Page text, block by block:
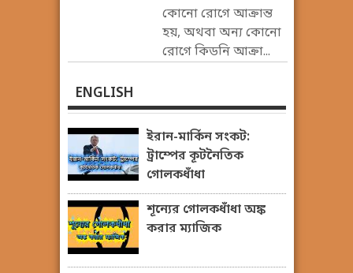
কোনো রোগে আক্রান্ত
হয়, অথবা অন্য কোনো
রোগে কিডনি আক্রা...
ENGLISH
ইরান-মার্কিন সংকট:
ট্রাম্পের কূটনৈতিক
গোলকধাঁধা
শূন্যের গোলকধাঁধা অঙ্ক
করার ম্যাজিক